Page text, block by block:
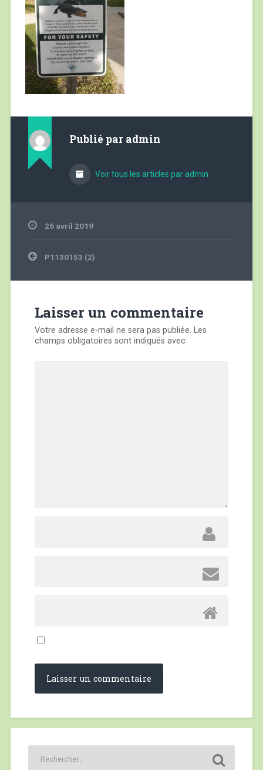
Publié par admin
Voir tous les articles par admin
26 avril 2019
Navigation
de
P1130153 (2)
Laisser un commentaire
Votre adresse e-mail ne sera pas publiée. Les
champs obligatoires sont indiqués avec